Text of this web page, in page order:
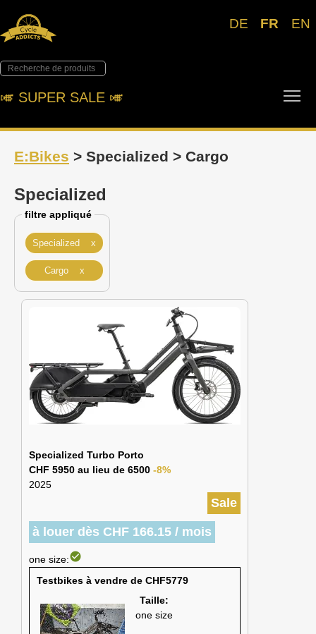
DE FR EN
🎺︎ SUPER SALE 🎺︎
E:Bikes > Specialized > Cargo
Specialized
filtre appliqué
Specialized x
Cargo x
Specialized Turbo Porto
CHF 5950 au lieu de 6500 -8%
2025
Sale
à louer dès CHF 166.15 / mois
one size:check_circle
Testbikes à vendre de CHF5779
Taille:
one size